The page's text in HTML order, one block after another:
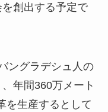
創出する予定で
ングラデシュ人の
年間360万メート
を生産するとして